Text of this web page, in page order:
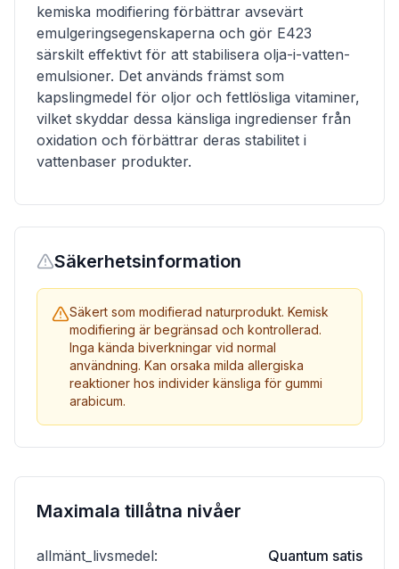
kemiska modifiering förbättrar avsevärt
emulgeringsegenskaperna och gör E423
särskilt effektivt för att stabilisera olja-i-vatten-
emulsioner. Det används främst som
kapslingmedel för oljor och fettlösliga vitaminer,
vilket skyddar dessa känsliga ingredienser från
oxidation och förbättrar deras stabilitet i
vattenbaser produkter.
Säkerhetsinformation
Säkert som modifierad naturprodukt. Kemisk
modifiering är begränsad och kontrollerad.
Inga kända biverkningar vid normal
användning. Kan orsaka milda allergiska
reaktioner hos individer känsliga för gummi
arabicum.
Maximala tillåtna nivåer
allmänt_livsmedel: Quantum satis